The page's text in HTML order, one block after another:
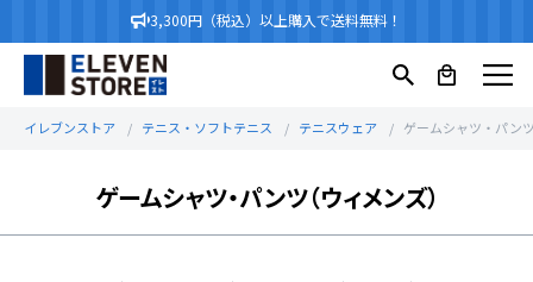
3,300円（税込）以上購入で送料無料！
イレブンストア テニス・ソフトテニス テニスウェア ゲームシャツ・パン
ゲームシャツ・パンツ（ウィメンズ）